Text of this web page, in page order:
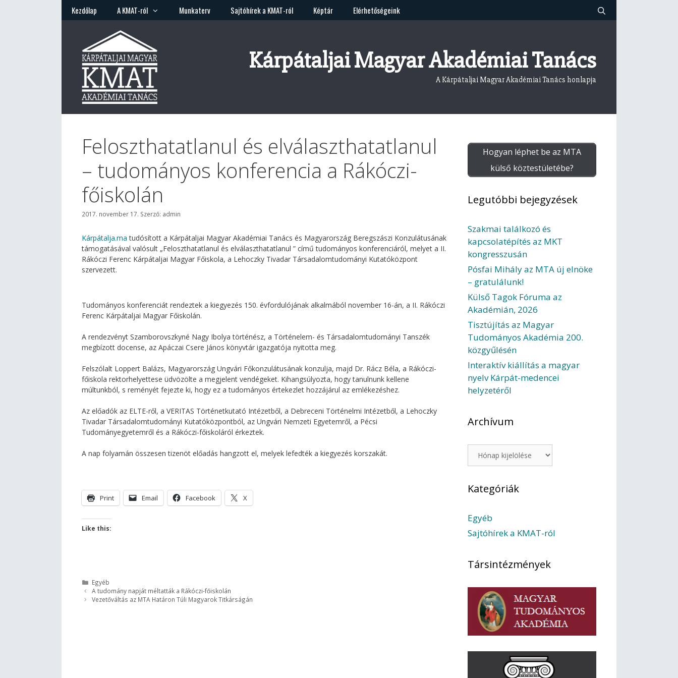
Kezdőlap A KMAT-ról Munkaterv Sajtóhírek a KMAT-ról Képtár Elérhetőségeink
Kárpátaljai Magyar Akadémiai Tanács
A Kárpátaljai Magyar Akadémiai Tanács honlapja
Feloszthatatlanul és elválaszthatatlanul
– tudományos konferencia a Rákóczi-
főiskolán
2017. november 17. Szerző: admin
Kárpátalja.ma tudósított a Kárpátaljai Magyar Akadémiai Tanács és Magyarország Beregszászi Konzulátusának
támogatásával valósult „Feloszthatatlanul és elválaszthatatlanul ” című tudományos konferenciáról, melyet a II.
Rákóczi Ferenc Kárpátaljai Magyar Főiskola, a Lehoczky Tivadar Társadalomtudományi Kutatóközpont
szervezett.
Tudományos konferenciát rendeztek a kiegyezés 150. évfordulójának alkalmából november 16-án, a II. Rákóczi
Ferenc Kárpátaljai Magyar Főiskolán.
A rendezvényt Szamborovszkyné Nagy Ibolya történész, a Történelem- és Társadalomtudományi Tanszék
megbízott docense, az Apáczai Csere János könyvtár igazgatója nyitotta meg.
Felszólalt Loppert Balázs, Magyarország Ungvári Főkonzulátusának konzulja, majd Dr. Rácz Béla, a Rákóczi-
főiskola rektorhelyettese üdvözölte a megjelent vendégeket. Kihangsúlyozta, hogy tanulnunk kellene
múltunkból, s reményét fejezte ki, hogy ez a tudományos értekezlet hozzájárul az emlékezéshez.
Az előadók az ELTE-ről, a VERITAS Történetkutató Intézetből, a Debreceni Történelmi Intézetből, a Lehoczky
Tivadar Társadalomtudományi Kutatóközpontból, az Ungvári Nemzeti Egyetemről, a Pécsi
Tudományegyetemről és a Rákóczi-főiskoláról érkeztek.
A nap folyamán összesen tizenöt előadás hangzott el, melyek lefedték a kiegyezés korszakát.
Print Email Facebook X
Like this:
Kategória
Egyéb
A tudomány napját méltatták a Rákóczi-főiskolán
Vezetőváltás az MTA Határon Túli Magyarok Titkárságán
Hogyan léphet be az MTA
külső köztestületébe?
Legutóbbi bejegyzések
Szakmai találkozó és
kapcsolatépítés az MKT
kongresszusán
Pósfai Mihály az MTA új elnöke
– gratulálunk!
Külső Tagok Fóruma az
Akadémián, 2026
Tisztújítás az Magyar
Tudományos Akadémia 200.
közgyűlésén
Interaktív kiállítás a magyar
nyelv Kárpát-medencei
helyzetéről
Archívum
Archívum
Kategóriák
Egyéb
Sajtóhírek a KMAT-ról
Társintézmények